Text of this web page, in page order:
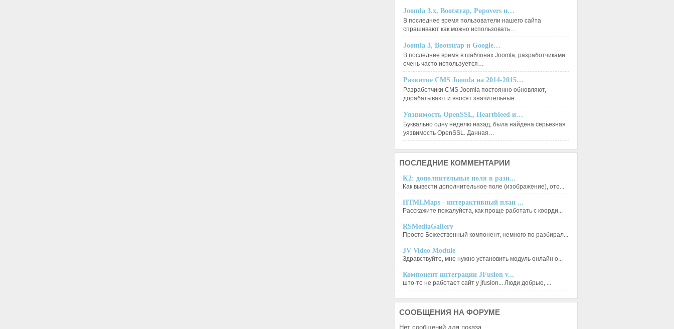
Joomla 3.x, Bootstrap, Popovers и…
В последнее время пользователи нашего сайта
спрашивают как можно использовать…
Joomla 3, Bootstrap и Google…
В последнее время в шаблонах Joomla, разработчиками
очень часто используется…
Развитие CMS Joomla на 2014-2015…
Разработчики CMS Joomla постоянно обновляют,
дорабатывают и вносят значительные…
Уязвимость OpenSSL, Heartbleed и…
Буквально одну неделю назад, была найдена серьезная
уязвимость OpenSSL. Данная…
ПОСЛЕДНИЕ КОММЕНТАРИИ
K2: дополнительные поля в разн...
Как вывести дополнительное поле (изображение), ото...
HTMLMaps - интерактивный план ...
Расскажите пожалуйста, как проще работать с коорди...
RSMediaGallery
Просто Божественный компонент, немного по разбирал...
JV Video Module
Здравствуйте, мне нужно установить модуль онлайн о...
Компонент интеграции JFusion v...
што-то не работает сайт у jfusion... Люди добрые, ...
СООБЩЕНИЯ НА ФОРУМЕ
Нет сообщений для показа